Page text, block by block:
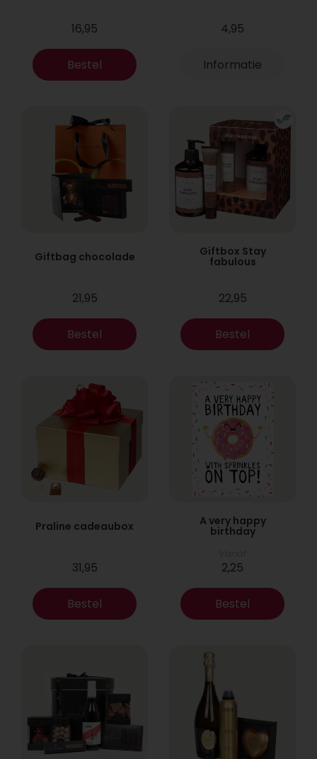
16,95
Bestel
4,95
Informatie
Giftbag chocolade
21,95
Bestel
Giftbox Stay
fabulous
22,95
Bestel
Praline cadeaubox
31,95
Bestel
A very happy
birthday
2,25
Bestel